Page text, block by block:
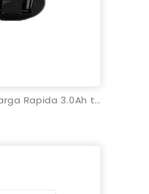
Cargador de Carga Rapida 3.0Ah tipo encendedor 12-24V